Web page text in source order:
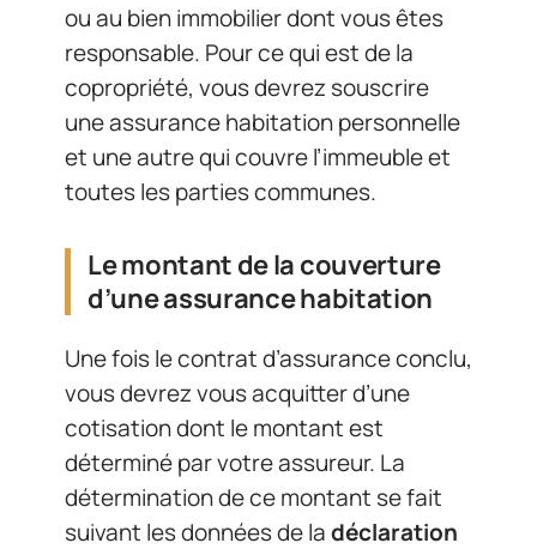
ou au bien immobilier dont vous êtes
responsable. Pour ce qui est de la
copropriété, vous devrez souscrire
une assurance habitation personnelle
et une autre qui couvre l’immeuble et
toutes les parties communes.
Le montant de la couverture
d’une assurance habitation
Une fois le contrat d’assurance conclu,
vous devrez vous acquitter d’une
cotisation dont le montant est
déterminé par votre assureur. La
détermination de ce montant se fait
suivant les données de ladéclaration